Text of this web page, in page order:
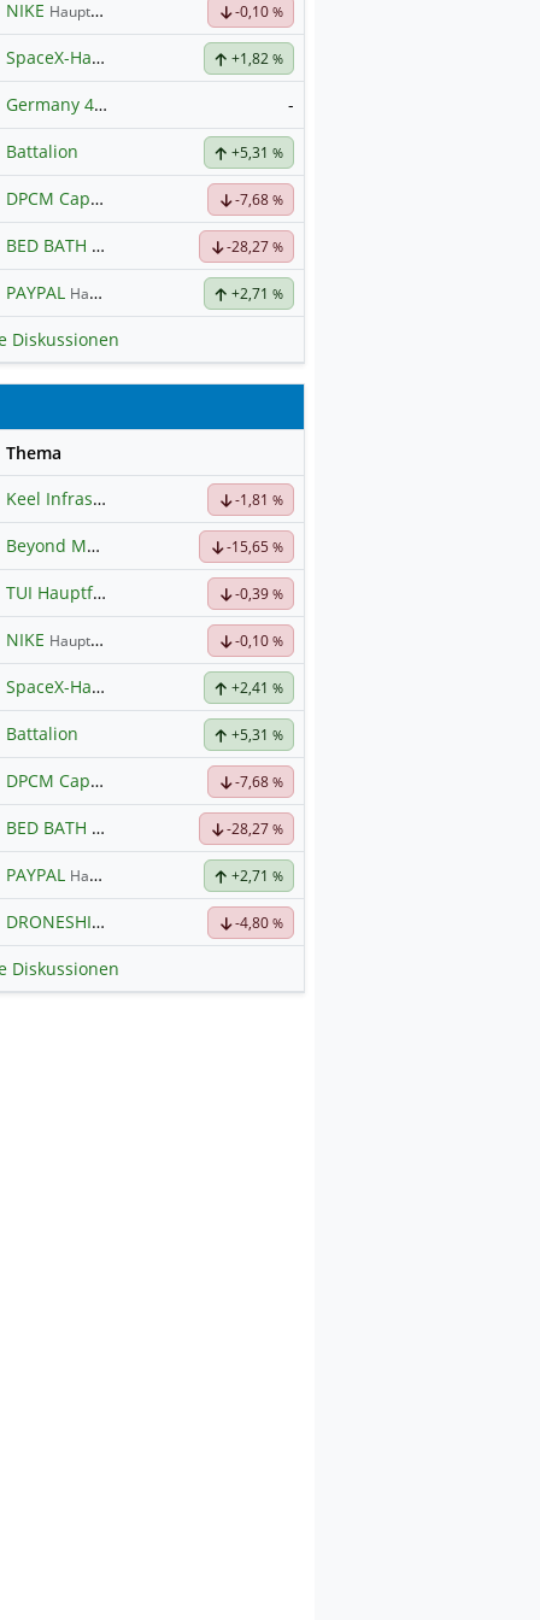
NIKE Hauptdiskussion -0,10%
SpaceX-Haupt-Hauptforum +1,82%
Germany 40 / DAX Prognose -
Battalion +5,31 %
DPCM Capital Hauptdiskussion-7,68%
BED BATH & BEYOND Hauptdiskussion
-28,27%
PAYPAL Hauptdiskussion +2,71 %
Diskussionen
Thema
Keel Infrastructure Corporation Hauptdiskussion
-1,81 %
Beyond Meat Hauptdiskussion-15,65%
TUI Hauptforum -0,39%
NIKE Hauptdiskussion -0,10%
SpaceX-Haupt-Hauptforum +2,41 %
Battalion +5,31 %
DPCM Capital Hauptdiskussion-7,68%
BED BATH & BEYOND Hauptdiskussion
-28,27%
PAYPAL Hauptdiskussion +2,71 %
DRONESHIELD LTD Hauptdiskussion
-4,80%
Diskussionen